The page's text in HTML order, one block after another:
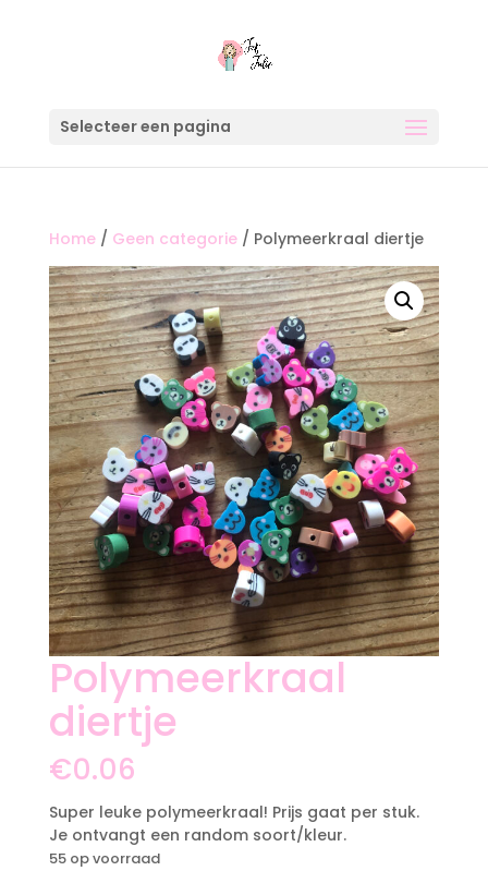
Selecteer een pagina
Home/ Geen categorie/ Polymeerkraal diertje
Polymeerkraal
diertje
€0.06
Super leuke polymeerkraal! Prijs gaat per stuk.
Je ontvangt een random soort/kleur.
55 op voorraad